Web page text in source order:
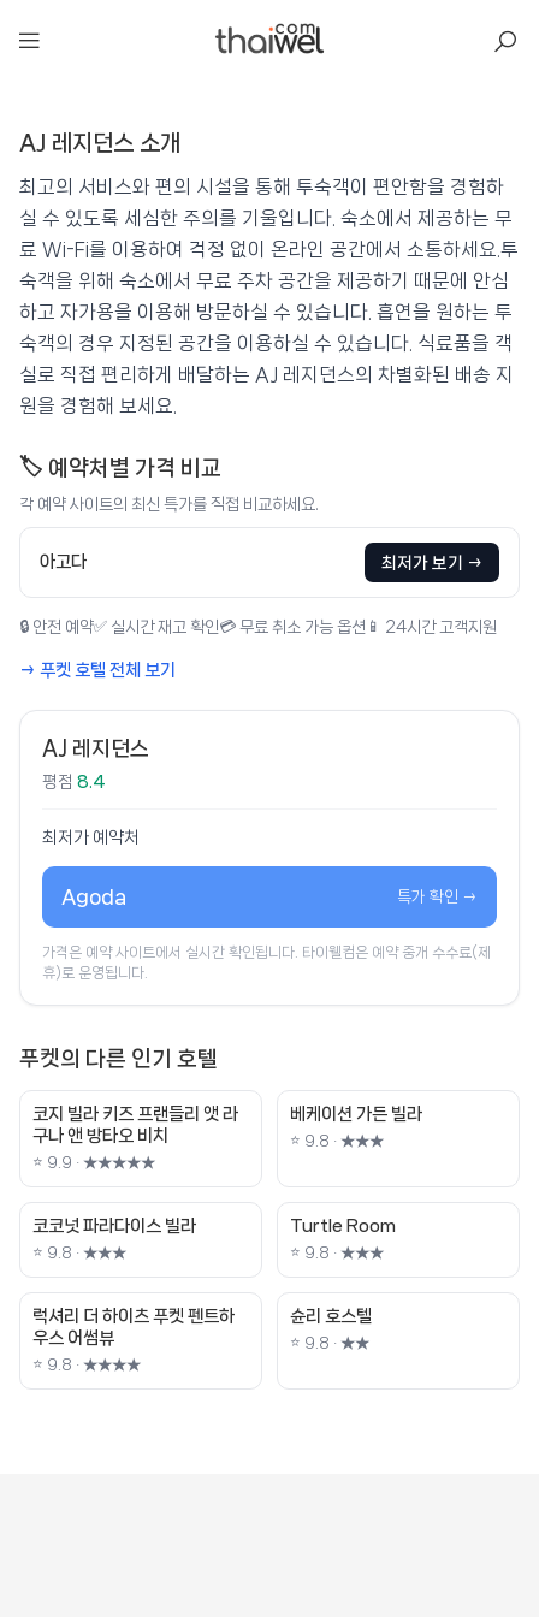
AJ 레지던스
📍 푸켓★★★ ⭐ 8.4
💰 최저가 확인 · 예약하기
AJ 레지던스 소개
최고의 서비스와 편의 시설을 통해 투숙객이 편안함을 경험하
실 수 있도록 세심한 주의를 기울입니다. 숙소에서 제공하는 무
료 Wi-Fi를 이용하여 걱정 없이 온라인 공간에서 소통하세요.투
숙객을 위해 숙소에서 무료 주차 공간을 제공하기 때문에 안심
하고 자가용을 이용해 방문하실 수 있습니다. 흡연을 원하는 투
숙객의 경우 지정된 공간을 이용하실 수 있습니다. 식료품을 객
실로 직접 편리하게 배달하는 AJ 레지던스의 차별화된 배송 지
원을 경험해 보세요.
🏷️ 예약처별 가격 비교
각 예약 사이트의 최신 특가를 직접 비교하세요.
아고다 최저가 보기 →
🔒 안전 예약✅ 실시간 재고 확인 💳 무료 취소 가능 옵션 📱 24시간 고객지원
→ 푸켓 호텔 전체 보기
AJ 레지던스
평점 8.4
최저가 예약처
Agoda 특가 확인 →
가격은 예약 사이트에서 실시간 확인됩니다. 타이웰컴은 예약 중개 수수료(제
휴)로 운영됩니다.
푸켓의 다른 인기 호텔
코지 빌라 키즈 프랜들리 앳 라
구나 앤 방타오 비치
⭐ 9.9 · ★★★★★
베케이션 가든 빌라
⭐ 9.8 · ★★★
코코넛 파라다이스 빌라
⭐ 9.8 · ★★★
Turtle Room
⭐ 9.8 · ★★★
럭셔리 더 하이츠 푸켓 펜트하
우스 어썸뷰
⭐ 9.8 · ★★★★
슌리 호스텔
⭐ 9.8 · ★★